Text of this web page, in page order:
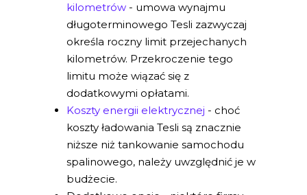
kilometrów - umowa wynajmu
długoterminowego Tesli zazwyczaj
określa roczny limit przejechanych
kilometrów. Przekroczenie tego
limitu może wiązać się z
dodatkowymi opłatami.
Koszty energii elektrycznej - choć
koszty ładowania Tesli są znacznie
niższe niż tankowanie samochodu
spalinowego, należy uwzględnić je w
budżecie.